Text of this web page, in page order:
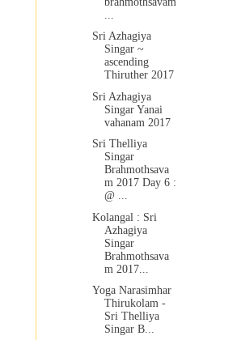
Sri Azhagiya
Singar ~
ascending
Thiruther 2017
Sri Azhagiya
Singar Yanai
vahanam 2017
Sri Thelliya
Singar
Brahmothsava
m 2017 Day 6 :
@ ...
Kolangal : Sri
Azhagiya
Singar
Brahmothsava
m 2017...
Yoga Narasimhar
Thirukolam -
Sri Thelliya
Singar B...